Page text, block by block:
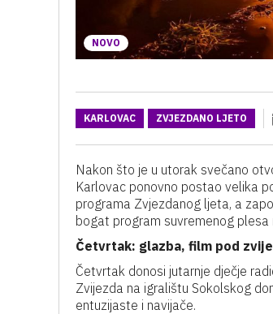
NOVO
KARLOVAC ZVJEZDANO LJETO
Nakon što je u utorak svečano
Karlovac ponovno postao velika
programa Zvjezdanog ljeta, a
bogat program suvremenog plesa
Četvrtak: glazba, film pod
Četvrtak donosi jutarnje dječje
Zvijezda na igralištu Sokolskog
entuzijaste i navijače.